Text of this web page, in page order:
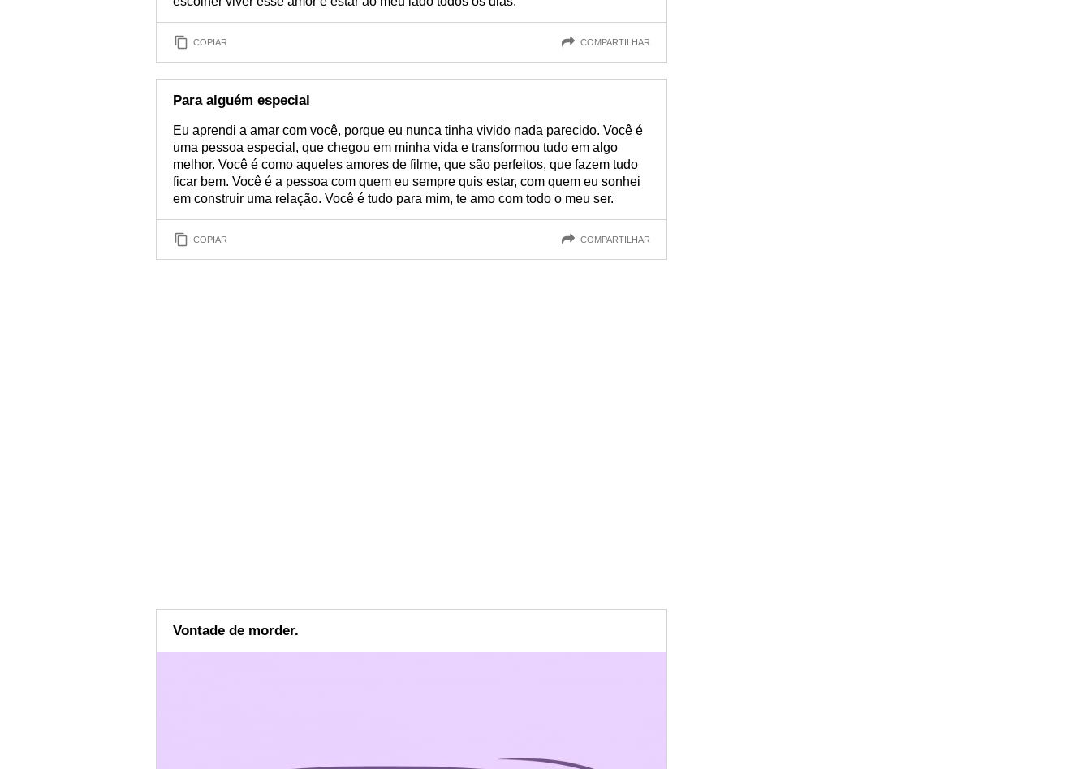
COPIAR COMPARTILHAR
Para alguém especial
Eu aprendi a amar com você, porque eu nunca tinha vivido nada parecido. Você é
uma pessoa especial, que chegou em minha vida e transformou tudo em algo
melhor. Você é como aqueles amores de filme, que são perfeitos, que fazem tudo
ficar bem. Você é a pessoa com quem eu sempre quis estar, com quem eu sonhei
em construir uma relação. Você é tudo para mim, te amo com todo o meu ser.
COPIAR COMPARTILHAR
Vontade de morder.